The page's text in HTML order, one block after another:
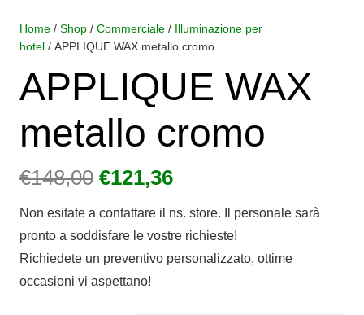
Home / Shop / Commerciale / Illuminazione per
hotel / APPLIQUE WAX metallo cromo
APPLIQUE WAX
metallo cromo
€148,00 Il
originale
era:
€148,00.
€121,36Il
attuale
è:
€121,36.
Non esitate a contattare il ns. store. Il personale sarà
pronto a soddisfare le vostre richieste!
Richiedete un preventivo personalizzato, ottime
occasioni vi aspettano!